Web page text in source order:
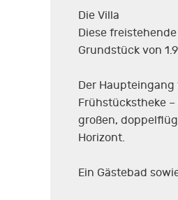
Die Villa
Diese
Grundstück von
Der
Frühstückstheke
großen,
Horizont.
Ein Gästebad